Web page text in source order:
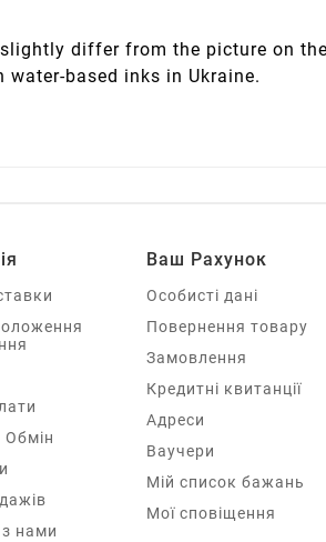
differ from the picture on
water-based inks in Ukraine.
Обмін
нами
Ваш Рахунок
Особисті дані
Повернення товару
Замовлення
Кредитні квитанції
Адреси
Ваучери
Мій список бажань
Мої сповіщення